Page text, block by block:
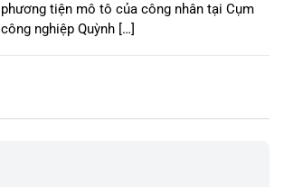
phương tiện mô tô của công nhân tại Cụm
công nghiệp Quỳnh […]